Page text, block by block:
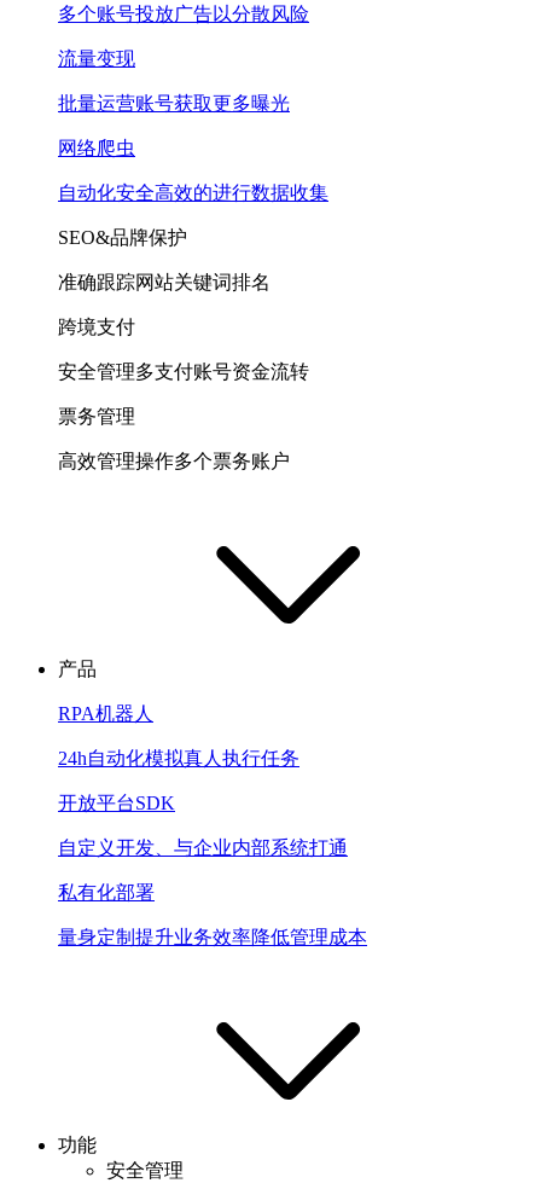
多个账号投放广告以分散风险
流量变现
批量运营账号获取更多曝光
网络爬虫
自动化安全高效的进行数据收集
SEO&品牌保护
准确跟踪网站关键词排名
跨境支付
安全管理多支付账号资金流转
票务管理
高效管理操作多个票务账户
产品
RPA机器人
24h自动化模拟真人执行任务
开放平台SDK
自定义开发、与企业内部系统打通
私有化部署
量身定制提升业务效率降低管理成本
功能
安全管理